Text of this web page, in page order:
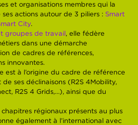
et organisations membres qui la
actions autour de 3 piliers : Smart
City.
groupes de travail, elle fédère
dans une démarche
de cadres de références,
innovantes.
est à l’origine du cadre de référence
de ses déclinaisons (R2S 4Mobility,
R2S 4 Grids,…), ainsi que du
chapitres régionaux présents au plus
également à l’international avec